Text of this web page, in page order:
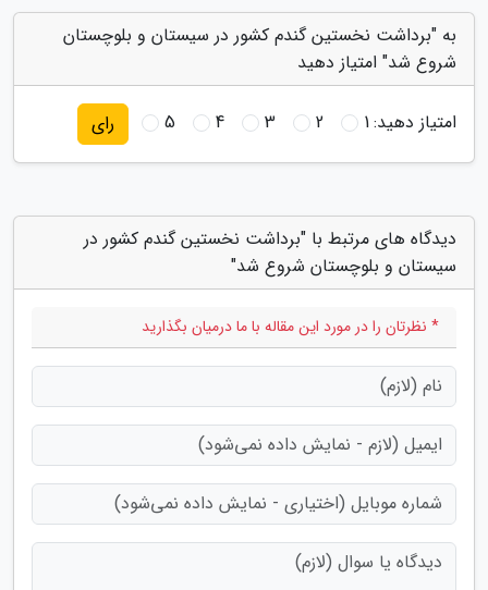
به "برداشت نخستین گندم کشور در سیستان و بلوچستان
شروع شد" امتیاز دهید
امتیاز دهید:1
2
3
4
5 رای
دیدگاه های مرتبط با "برداشت نخستین گندم کشور در
سیستان و بلوچستان شروع شد"
* نظرتان را در مورد این مقاله با ما درمیان بگذارید